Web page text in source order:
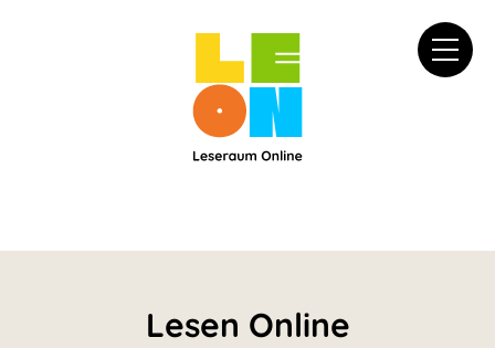
Lesen Online